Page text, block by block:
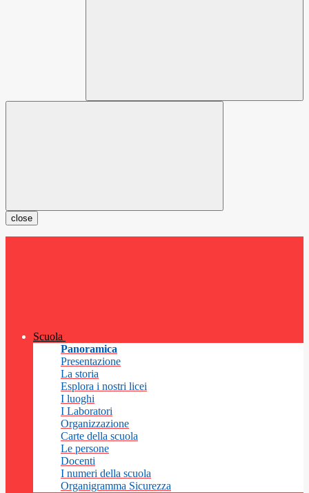
close
Scuola
Panoramica
Presentazione
La storia
Esplora i nostri licei
I luoghi
I Laboratori
Organizzazione
Carte della scuola
Le persone
Docenti
I numeri della scuola
Organigramma Sicurezza